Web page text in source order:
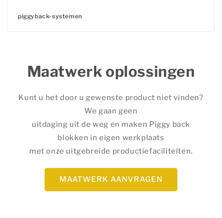
piggyback-systemen
Maatwerk oplossingen
Kunt u het door u gewenste product niet vinden?
We gaan geen
uitdaging uit de weg en maken Piggy back
blokken in eigen werkplaats
met onze uitgebreide productiefaciliteiten.
MAATWERK AANVRAGEN